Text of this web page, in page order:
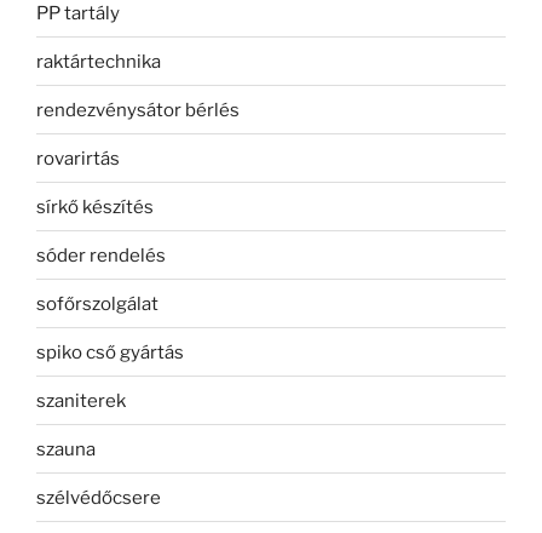
PP tartály
raktártechnika
rendezvénysátor bérlés
rovarirtás
sírkő készítés
sóder rendelés
sofőrszolgálat
spiko cső gyártás
szaniterek
szauna
szélvédőcsere